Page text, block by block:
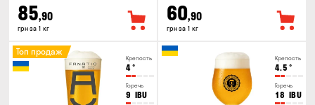
85,90
грн за 1 кг
60,90
грн за 1 кг
Крепость
4°
Горечь
9 IBU
Топ продаж
Крепость
4.5 °
Горечь
18 IBU